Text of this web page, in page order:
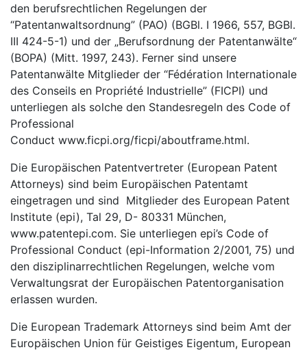
den berufsrechtlichen Regelungen der
“Patentanwaltsordnung” (PAO) (BGBl. I 1966, 557, BGBl.
III 424-5-1) und der „Berufsordnung der Patentanwälte“
(BOPA) (Mitt. 1997, 243). Ferner sind unsere
Patentanwälte Mitglieder der “Fédération Internationale
des Conseils en Propriété Industrielle” (FICPI) und
unterliegen als solche den Standesregeln des Code of
Professional
Conduct www.ficpi.org/ficpi/aboutframe.html.
Die Europäischen Patentvertreter (European Patent
Attorneys) sind beim Europäischen Patentamt
eingetragen und sind Mitglieder des European Patent
Institute (epi), Tal 29, D- 80331 München,
www.patentepi.com. Sie unterliegen epi’s Code of
Professional Conduct (epi-Information 2/2001, 75) und
den disziplinarrechtlichen Regelungen, welche vom
Verwaltungsrat der Europäischen Patentorganisation
erlassen wurden.
Die European Trademark Attorneys sind beim Amt der
Europäischen Union für Geistiges Eigentum, European